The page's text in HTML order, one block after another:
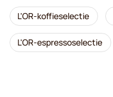
L'OR-koffieselectie
L'OR-espressoselectie